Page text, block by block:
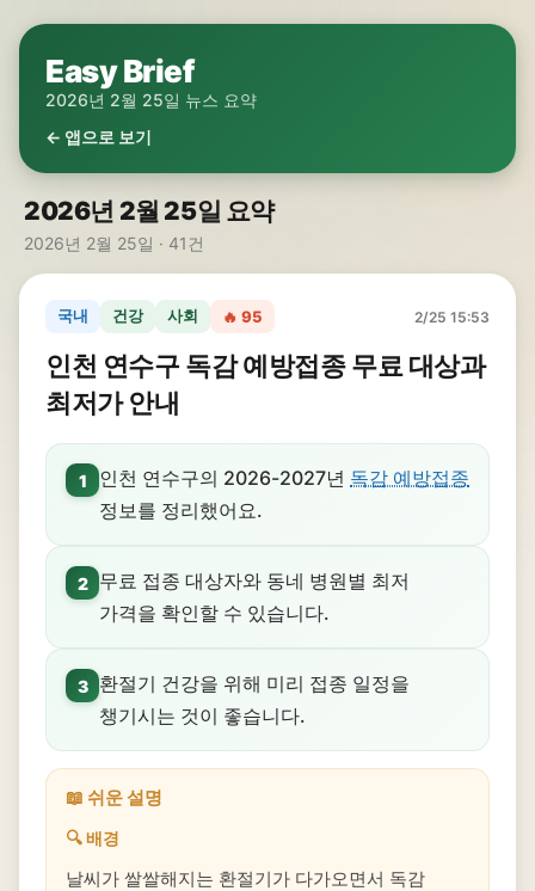
Easy Brief
2026년 2월 25일 뉴스 요약
← 앱으로 보기
2026년 2월 25일 요약
2026년 2월 25일 · 41건
국내 건강 사회 🔥 95 2/25 15:53
인천 연수구 독감 예방접종 무료 대상과
최저가 안내
1 인천 연수구의 2026-2027년 독감 예방접종
정보를 정리했어요.
2
무료 접종 대상자와 동네 병원별 최저
가격을 확인할 수 있습니다.
3
환절기 건강을 위해 미리 접종 일정을
챙기시는 것이 좋습니다.
📖 쉬운 설명
🔍 배경
날씨가 쌀쌀해지는 환절기가 다가오면서 독감